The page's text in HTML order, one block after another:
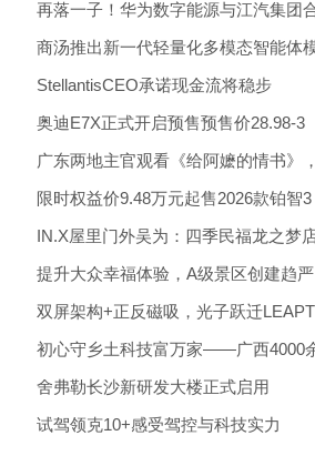
再落一子！华为数字能源与江汽集团
商汤推出新一代轻量化多模态智能体
StellantisCEO承诺现金流将稳步
奥迪E7X正式开启预售预售价28.98-3
广东两地主官观看《给阿嬷的情书》
限时权益价9.48万元起售2026款铂智3
IN.X屋里门外吴为：四季民福龙之梦
提升大众幸福体验，A级景区创建趋严
双屏架构+正反磁吸，光子跃迁
初心守乡土科技富万家——广西4000
舍弗勒长沙新研发大楼正式启用
试驾领克10+感受驾控与科技实力